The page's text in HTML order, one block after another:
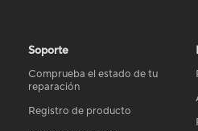
Soporte
Comprueba el estado de tu
reparación
Registro de producto